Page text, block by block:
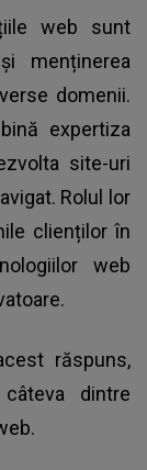
web sunt
menținerea
domenii.
expertiza
site-uri
Rolul lor
clienților în
web
răspuns,
dintre